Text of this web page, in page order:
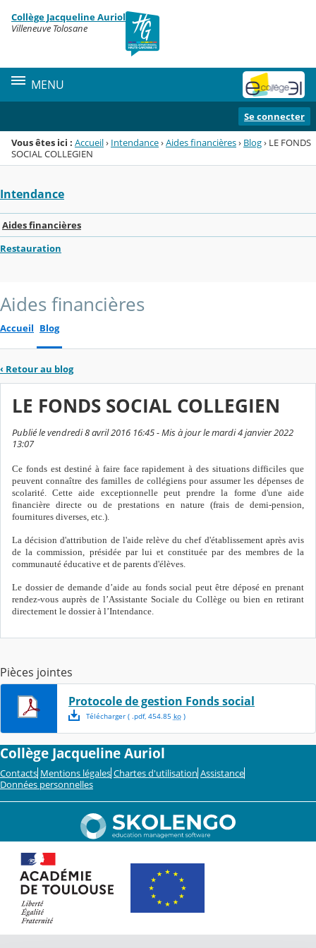
Menu de la rubrique
Contenu
Collège Jacqueline Auriol
Villeneuve Tolosane
MENU
Se connecter
Vous êtes ici : Accueil› Intendance›Aides financières› Blog› LE FONDS
SOCIAL COLLEGIEN
Intendance
Aides financières
Restauration
Aides financières
Accueil Blog
‹ Retour au blog
LE FONDS SOCIAL COLLEGIEN
Publié le vendredi 8 avril 2016 16:45 - Mis à jour le mardi 4 janvier 2022
13:07
Ce fonds est destiné à faire face rapidement à des situations difficiles que
peuvent connaître des familles de collégiens pour assumer les dépenses de
scolarité. Cette aide exceptionnelle peut prendre la forme d'une aide
financière directe ou de prestations en nature (frais de demi-pension,
fournitures diverses, etc.).
La décision d'attribution de l'aide relève du chef d'établissement après avis
de la commission, présidée par lui et constituée par des membres de la
communauté éducative et de parents d'élèves.
Le dossier de demande d’aide au fonds social peut être déposé en prenant
rendez-vous auprès de l’Assistante Sociale du Collège ou bien en retirant
directement le dossier à l’Intendance.
Pièces jointes
Protocole de gestion Fonds social
Télécharger( .pdf, 454.85 ko)
Collège Jacqueline Auriol
Contacts Mentions légales Chartes d'utilisation Assistance
Données personnelles